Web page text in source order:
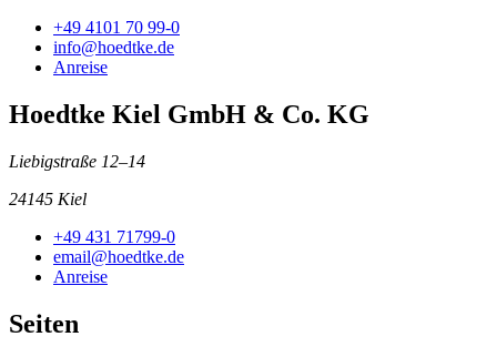
+49 4101 70 99-0
info@hoedtke.de
Anreise
Hoedtke Kiel GmbH & Co. KG
Liebigstraße 12–14
24145 Kiel
+49 431 71799-0
email@hoedtke.de
Anreise
Seiten